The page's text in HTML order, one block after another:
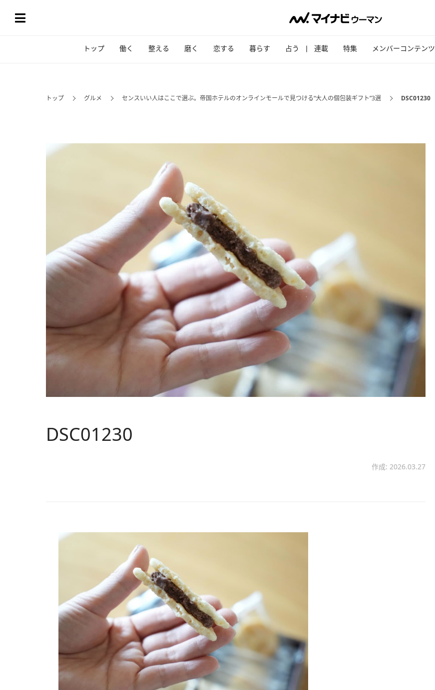
トップ 働く 整える 磨く 恋する 暮らす 占う 連載 特集 メンバーコンテンツ
トップ グルメ センスいい人はここで選ぶ。帝国ホテルのオンラインモールで見つける“大人の個包装ギフト”3選 DSC01230
DSC01230
作成: 2026.03.27